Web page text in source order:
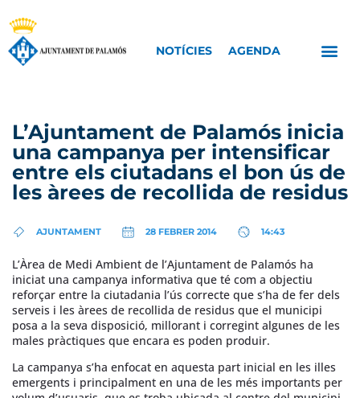
NOTÍCIES AGENDA
L’Ajuntament de Palamós inicia
una campanya per intensificar
entre els ciutadans el bon ús de
les àrees de recollida de residus
AJUNTAMENT 28 FEBRER 2014 14:43
L’Àrea de Medi Ambient de l’Ajuntament de Palamós ha
iniciat una campanya informativa que té com a objectiu
reforçar entre la ciutadania l’ús correcte que s’ha de fer dels
serveis i les àrees de recollida de residus que el municipi
posa a la seva disposició, millorant i corregint algunes de les
males pràctiques que encara es poden produir.
La campanya s’ha enfocat en aquesta part inicial en les illes
emergents i principalment en una de les més importants per